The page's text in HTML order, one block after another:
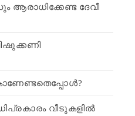
ദേവീ
വീടുകളിൽ